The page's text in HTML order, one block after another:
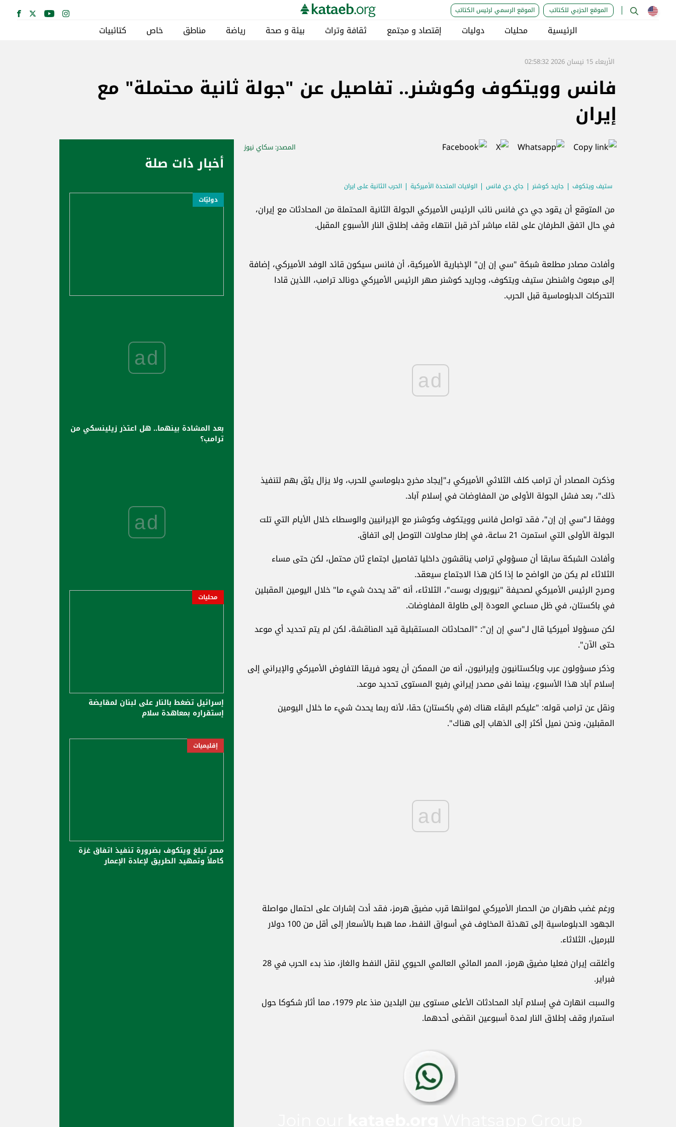
الموقع الحزبي للكتائب الموقع الرسمي لرئيس الكتائب
الرئيسية محليات دوليات إقتصاد و مجتمع ثقافة وتراث بيئة و صحة رياضة مناطق خاص كتائبيات
الأربعاء 15 نيسان 2026 02:58:32
فانس وويتكوف وكوشنر.. تفاصيل عن "جولة ثانية محتملة" مع
إيران
المصدر: سكاي نيوز
ستيف ويتكوف جاريد كوشنر جاي دي فانس الولايات المتحدة الأميركية الحرب الثانية على ايران
من المتوقع أن يقود جي دي فانس نائب الرئيس الأميركي الجولة الثانية المحتملة من المحادثات مع إيران،
في حال اتفق الطرفان على لقاء مباشر آخر قبل انتهاء وقف إطلاق النار الأسبوع المقبل.
وأفادت مصادر مطلعة شبكة "سي إن إن" الإخبارية الأميركية، أن فانس سيكون قائد الوفد الأميركي، إضافة
إلى مبعوث واشنطن ستيف ويتكوف، وجاريد كوشنر صهر الرئيس الأميركي دونالد ترامب، اللذين قادا
التحركات الدبلوماسية قبل الحرب.
ad
وذكرت المصادر أن ترامب كلف الثلاثي الأميركي بـ"إيجاد مخرج دبلوماسي للحرب، ولا يزال يثق بهم لتنفيذ
ذلك"، بعد فشل الجولة الأولى من المفاوضات في إسلام آباد.
ووفقا لـ"سي إن إن"، فقد تواصل فانس وويتكوف وكوشنر مع الإيرانيين والوسطاء خلال الأيام التي تلت
الجولة الأولى التي استمرت 21 ساعة، في إطار محاولات التوصل إلى اتفاق.
وأفادت الشبكة سابقا أن مسؤولي ترامب يناقشون داخليا تفاصيل اجتماع ثان محتمل، لكن حتى مساء
الثلاثاء لم يكن من الواضح ما إذا كان هذا الاجتماع سيعقد.
وصرح الرئيس الأميركي لصحيفة "نيويورك بوست"، الثلاثاء، أنه "قد يحدث شيء ما" خلال اليومين المقبلين
في باكستان، في ظل مساعي العودة إلى طاولة المفاوضات.
لكن مسؤولا أميركيا قال لـ"سي إن إن": "المحادثات المستقبلية قيد المناقشة، لكن لم يتم تحديد أي موعد
حتى الآن".
وذكر مسؤولون عرب وباكستانيون وإيرانيون، أنه من الممكن أن يعود فريقا التفاوض الأميركي والإيراني إلى
إسلام آباد هذا الأسبوع، بينما نفى مصدر إيراني رفيع المستوى تحديد موعد.
ونقل عن ترامب قوله: "عليكم البقاء هناك (في باكستان) حقا، لأنه ربما يحدث شيء ما خلال اليومين
المقبلين، ونحن نميل أكثر إلى الذهاب إلى هناك".
ad
ورغم غضب طهران من الحصار الأميركي لموانئها قرب مضيق هرمز، فقد أدت إشارات على احتمال مواصلة
الجهود الدبلوماسية إلى تهدئة المخاوف في أسواق النفط، مما هبط بالأسعار إلى أقل من 100 دولار
للبرميل، الثلاثاء.
وأغلقت إيران فعليا مضيق هرمز، الممر المائي العالمي الحيوي لنقل النفط والغاز، منذ بدء الحرب في 28
فبراير.
والسبت انهارت في إسلام آباد المحادثات الأعلى مستوى بين البلدين منذ عام 1979، مما أثار شكوكا حول
استمرار وقف إطلاق النار لمدة أسبوعين ‌انقضى أحدهما.
أخبار ذات صلة
دوليّات
ad
بعد المشادة بينهما.. هل اعتذر زيلينسكي من
ترامب؟
ad
محليات
إسرائيل تضغط بالنار على لبنان لمقايضة
إستقراره بمعاهدة سلام
إقليميات
مصر تبلغ ويتكوف بضرورة تنفيذ اتفاق غزة
كاملاً وتمهيد الطريق لإعادة ‏الإعمار ‏